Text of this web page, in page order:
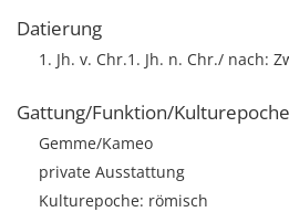
Datierung
1. Jh. v. Chr.1. Jh. n. Chr./ nach:
Gattung/Funktion/Kulturepoche
Gemme/Kameo
private Ausstattung
Kulturepoche: römisch